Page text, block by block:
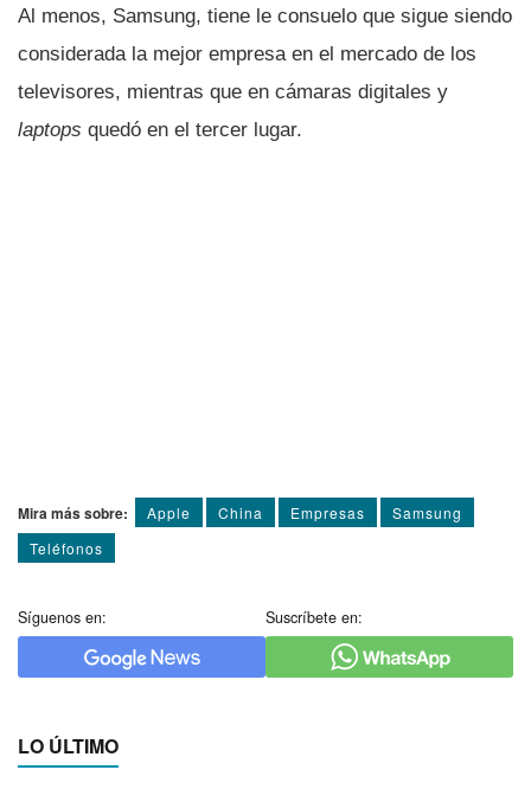
Al menos, Samsung, tiene le consuelo que sigue siendo
considerada la mejor empresa en el mercado de los
televisores, mientras que en cámaras digitales y
laptops quedó en el tercer lugar.
Mira más sobre: Apple China Empresas
Samsung
Teléfonos
Síguenos en: Suscríbete en:
LO ÚLTIMO